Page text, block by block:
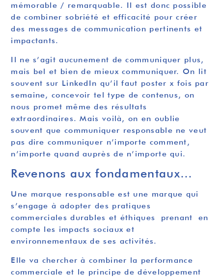
mémorable / remarquable. Il est donc possible
de combiner sobriété et efficacité pour créer
des messages de communication pertinents et
impactants.
Il ne s’agit aucunement de communiquer plus,
mais bel et bien de mieux communiquer. On lit
souvent sur LinkedIn qu’il faut poster x fois par
semaine, concevoir tel type de contenus, on
nous promet même des résultats
extraordinaires. Mais voilà, on en oublie
souvent que communiquer responsable ne veut
pas dire communiquer n’importe comment,
n’importe quand auprès de n’importe qui.
Revenons aux fondamentaux…
Une marque responsable est une marque qui
s’engage à adopter des pratiques
commerciales durables et éthiques prenant en
compte les impacts sociaux et
environnementaux de ses activités.
Elle va chercher à combiner la performance
commerciale et le principe de développement